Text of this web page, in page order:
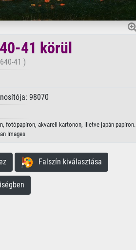
41 körül
41 )
98070
fotópapíron, akvarell kartonon, illetve japán papíron.
Images
Falszín kiválasztása